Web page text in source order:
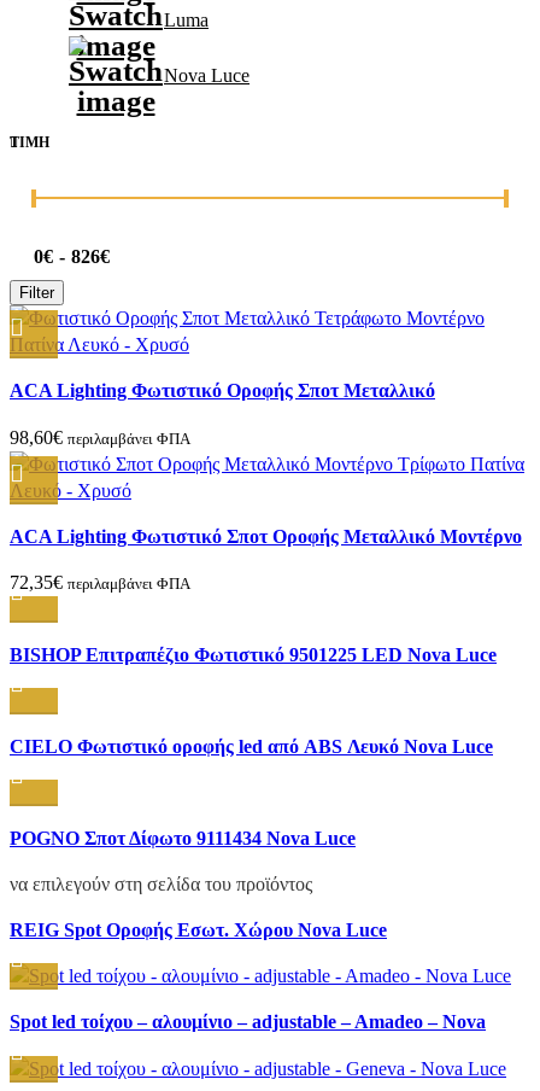
Luma
Nova Luce
ΤΙΜΉ
0€ 826€
Filter
Quick view
ACA Lighting Φωτιστικό Οροφής Σποτ Μεταλλικό
98,60€ περιλαμβάνει ΦΠΑ
Quick view
ACA Lighting Φωτιστικό Σποτ Οροφής Μεταλλικό Μοντέρνο
72,35€ περιλαμβάνει ΦΠΑ
Quick view
Add to wishlist
BISHOP Επιτραπέζιο Φωτιστικό 9501225 LED Nova Luce
Quick view
Add to wishlist
CIELO Φωτιστικό οροφής led από ABS Λευκό Nova Luce
Quick view
Add to wishlist
POGNO Σποτ Δίφωτο 9111434 Nova Luce
Quick view
Add to wishlist
να επιλεγούν στη σελίδα του προϊόντος
REIG Spot Οροφής Εσωτ. Χώρου Nova Luce
Quick view
Add to wishlist
Spot led τοίχου – αλουμίνιο – adjustable – Amadeo – Nova